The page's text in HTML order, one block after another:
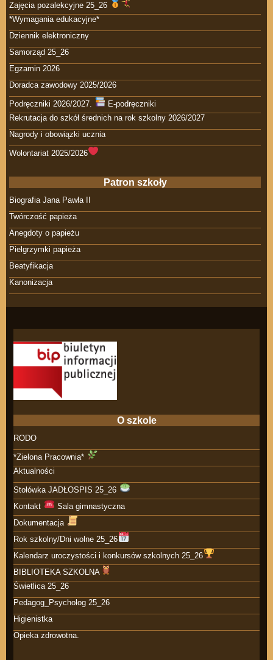
Zajęcia pozalekcyjne 25_26
*Wymagania edukacyjne*
Dziennik elektroniczny
Samorząd 25_26
Egzamin 2026
Doradca zawodowy 2025/2026
Podręczniki 2026/2027.
E-podręczniki
Rekrutacja do szkół średnich na rok szkolny 2026/2027
Nagrody i obowiązki ucznia
Wolontariat 2025/2026
Patron szkoły
Biografia Jana Pawła II
Twórczość papieża
Anegdoty o papieżu
Pielgrzymki papieża
Beatyfikacja
Kanonizacja
O szkole
RODO
*Zielona Pracownia*
Aktualności
Stołówka JADŁOSPIS 25_26
Kontakt
Sala gimnastyczna
Dokumentacja
Rok szkolny/Dni wolne 25_26
Kalendarz uroczystości i konkursów szkolnych 25_26
BIBLIOTEKA SZKOLNA
Świetlica 25_26
Pedagog_Psycholog 25_26
Higienistka
Opieka zdrowotna.